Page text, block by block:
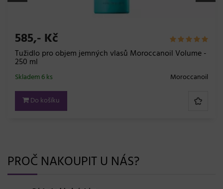
825,- Kč
Intenzivní hydratační maska Moroccanoil Hydration -
250 ml
Moroccanoil
Skladem 7 ks
Do košíku
PROČ NAKOUPIT U NÁS?